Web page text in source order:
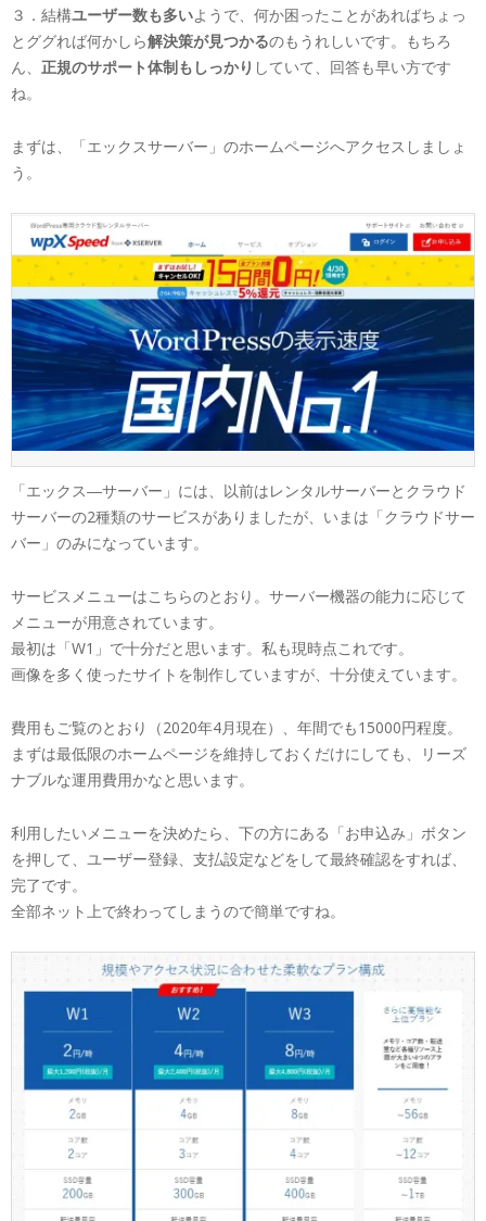
３．結構ユーザー数も多いようで、何か困ったことがあればちょっ
とググれば何かしら解決策が見つかるのもうれしいです。もちろ
ん、 正規のサポート体制もしっかり していて、回答も早い方です
ね。
まずは、「エックスサーバー」のホームページへアクセスしましょ
う。
「エックス―サーバー」には、以前はレンタルサーバーとクラウド
サーバーの2種類のサービスがありましたが、いまは「クラウドサー
バー」のみになっています。
サービスメニューはこちらのとおり。サーバー機器の能力に応じて
メニューが用意されています。
最初は「W1」で十分だと思います。私も現時点これです。
画像を多く使ったサイトを制作していますが、十分使えています。
費用もご覧のとおり（2020年4月現在）、年間でも15000円程度。
まずは最低限のホームページを維持しておくだけにしても、リーズ
ナブルな運用費用かなと思います。
利用したいメニューを決めたら、下の方にある「お申込み」ボタン
を押して、ユーザー登録、支払設定などをして最終確認をすれば、
完了です。
全部ネット上で終わってしまうので簡単ですね。